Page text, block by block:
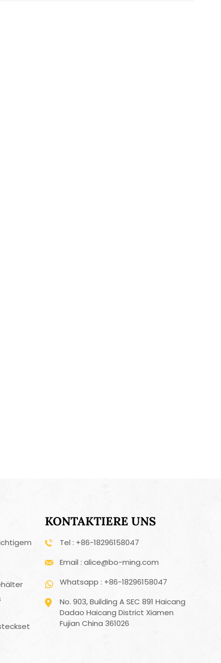
KONTAKTIERE UNS
Tel : +86-18296158047
Email : alice@bo-ming.com
Whatsapp : +86-18296158047
No. 903, Building A SEC 891 Haicang
Dadao Haicang District Xiamen
Fujian China 361026